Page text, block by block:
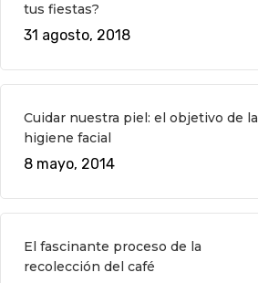
tus fiestas?
31 agosto, 2018
Cuidar nuestra piel: el objetivo de la
higiene facial
8 mayo, 2014
El fascinante proceso de la
recolección del café